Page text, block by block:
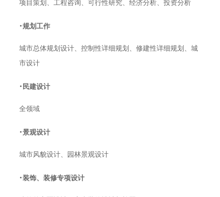
项目策划、工程咨询、可行性研究、经济分析、投资分析
·规划工作
城市总体规划设计、控制性详细规划、修建性详细规划、城
市设计
· 民建设计
全领域
·景观设计
城市风貌设计、园林景观设计
·装饰、装修专项设计